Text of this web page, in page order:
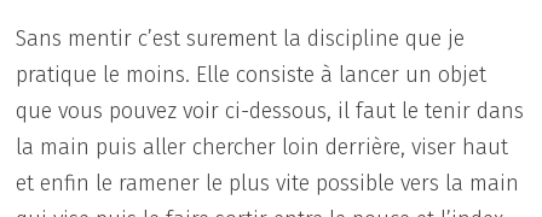
Sans mentir c’est surement la discipline que je
pratique le moins. Elle consiste à lancer un objet
que vous pouvez voir ci-dessous, il faut le tenir dans
la main puis aller chercher loin derrière, viser haut
et enfin le ramener le plus vite possible vers la main